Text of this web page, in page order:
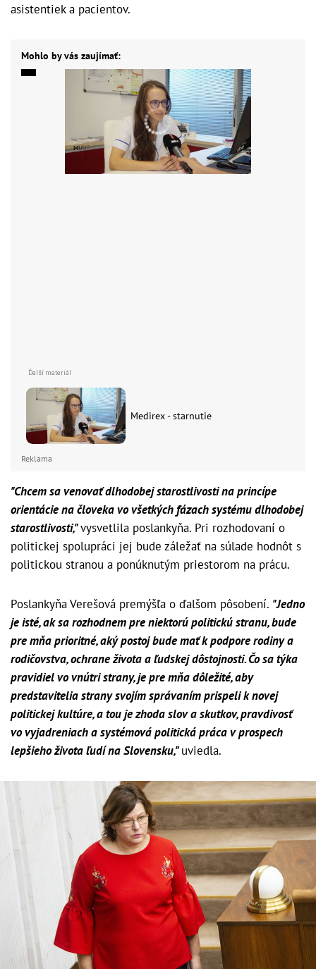
asistentiek a pacientov.
Mohlo by vás zaujímať:
Medirex - starnutie
Reklama
"Chcem sa venovať dlhodobej starostlivosti na princípe
orientácie na človeka vo všetkých fázach systému dlhodobej
starostlivosti,"vysvetlila poslankyňa. Pri rozhodovaní o
politickej spolupráci jej bude záležať na súlade hodnôt s
politickou stranou a ponúknutým priestorom na prácu.
Poslankyňa Verešová premýšľa o ďalšom pôsobení. "Jedno
je isté, ak sa rozhodnem pre niektorú politickú stranu, bude
pre mňa prioritné, aký postoj bude mať k podpore rodiny a
rodičovstva, ochrane života a ľudskej dôstojnosti. Čo sa týka
pravidiel vo vnútri strany, je pre mňa dôležité, aby
predstavitelia strany svojím správaním prispeli k novej
politickej kultúre, a tou je zhoda slov a skutkov, pravdivosť
vo vyjadreniach a systémová politická práca v prospech
lepšieho života ľudí na Slovensku,"uviedla.